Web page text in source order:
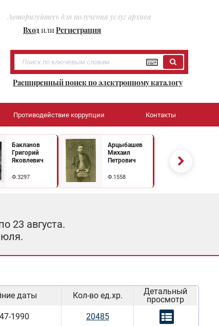
Авторизуйтесь для получения услуг архива
ВходилиРегистрация
Расширенный поиск по электронному каталогу
Противодействие коррупции Контакты
Бакланов
Григорий
Яковлевич
Ф.3297
Арцыбашев
Михаил
Петрович
Ф.1558
23 августа.
даты Кол-во ед.хр.
Детальный
просмотр
1990 20485